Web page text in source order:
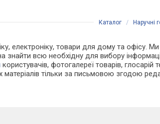
Каталог / Наручні
електроніку, товари для дому та офісу.
знайти всю необхідну для вибору
користувачів, фотогалереї товарів, глосарій
тільки за письмовою згодою